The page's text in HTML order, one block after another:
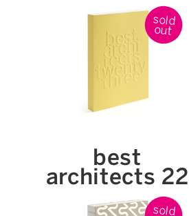
sold
out
best
architects 22
sold